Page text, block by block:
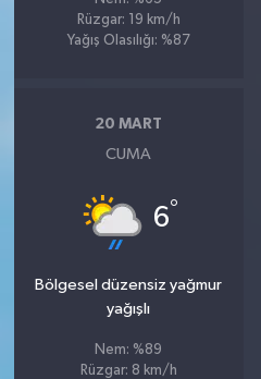
Rüzgar: 19 km/h
Yağış Olasılığı: %87
20 MART
CUMA
6°
Bölgesel düzensiz yağmur
yağışlı
Nem: %89
Rüzgar: 8 km/h